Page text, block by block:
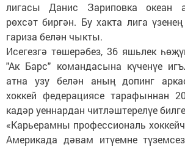
лигасы Данис Зариповка океан
рөхсәт биргән. Бу хакта лига
гариза белән чыкты.
Исегезгә төшерәбез, 36 яшьлек
"Ак Барс" командасына күченүе
атна узу белән аның допинг
хоккей федерациясе тарафыннан
кадәр уеннардан читләштерелүе
«Карьерамны профессиональ
Америкада дәвам итүемне